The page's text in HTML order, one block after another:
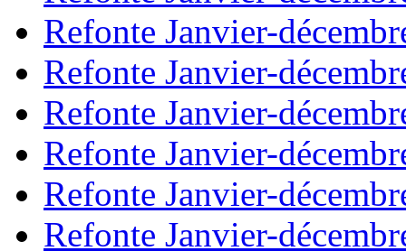
Refonte Janvier-
Refonte Janvier-
Refonte Janvier-
Refonte Janvier-
Refonte Janvier-
Refonte Janvier-